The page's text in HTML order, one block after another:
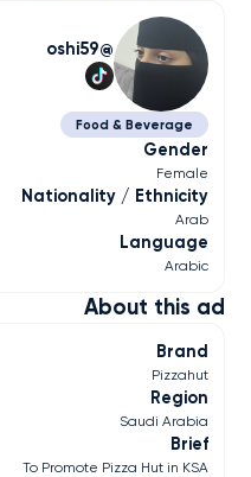
About this ad
Brand
Pizzahut
Region
Saudi Arabia
Brief
To Promote Pizza Hut in KSA
oshi59
Food & Beverage
Gender
Female
Nationality / Ethnicity
Arab
Language
Arabic